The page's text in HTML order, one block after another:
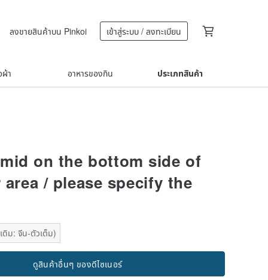
ลงขายสินค้าบน Pinkoi เข้าสู่ระบบ / ลงทะเบียน
ผ้า อาหารของกิน ประเภทสินค้า
on the bottom side of
/ please specify the
ดิม: จีน-ตัวเต็ม)
ดูสินค้าอื่นๆ ของดีไซเนอร์